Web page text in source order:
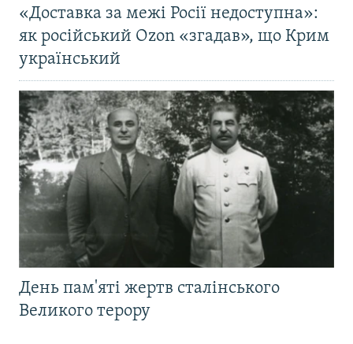
«Доставка за межі Росії недоступна»:
як російський Ozon «згадав», що Крим
український
День пам'яті жертв сталінського
Великого терору